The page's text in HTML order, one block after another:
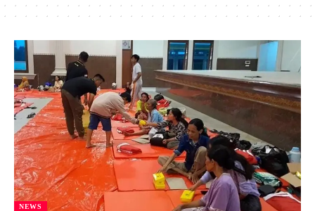
NEWS